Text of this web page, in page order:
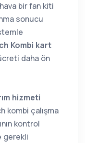
bir fan kiti
sonucu
Kombi kart
daha ön
hizmeti
kombi çalışma
kontrol
gerekli